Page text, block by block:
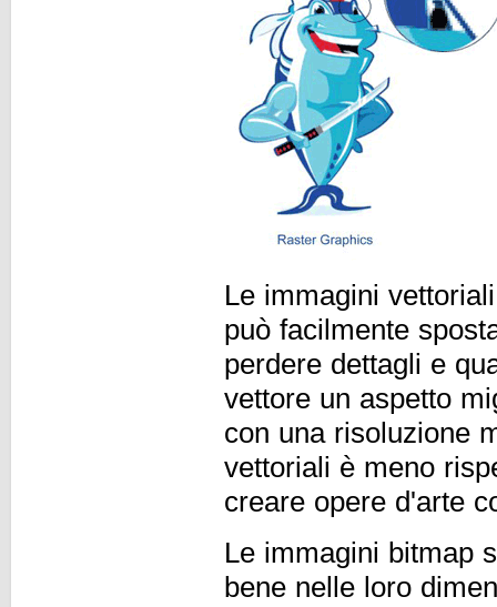
Le immagini
può facilmente
perdere dettagli e
vettore un aspetto
con una risoluzione
vettoriali è meno
creare opere d'arte
Le immagini bitmap
bene nelle loro